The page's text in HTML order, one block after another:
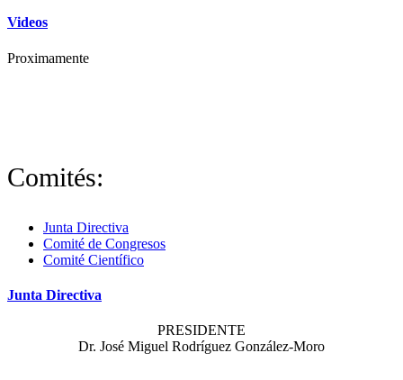
Videos
Proximamente
Comités:
Junta Directiva
Comité de Congresos
Comité Científico
Junta Directiva
PRESIDENTE
Dr. José Miguel Rodríguez González-Moro